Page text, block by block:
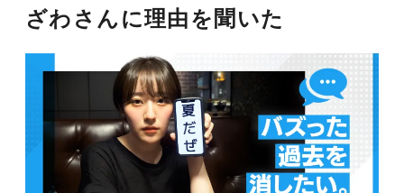
ざわさんに理由を聞いた